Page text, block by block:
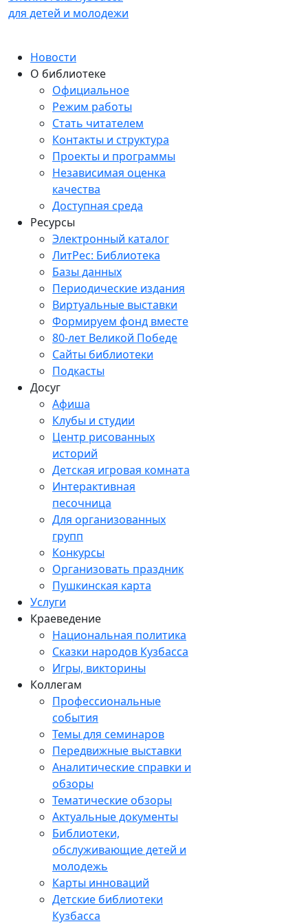
для детей и молодежи
Новости
О библиотеке
Официальное
Режим работы
Стать читателем
Контакты и структура
Проекты и программы
Независимая оценка
качества
Доступная среда
Ресурсы
Электронный каталог
ЛитРес: Библиотека
Базы данных
Периодические издания
Виртуальные выставки
Формируем фонд вместе
80-лет Великой Победе
Сайты библиотеки
Подкасты
Досуг
Афиша
Клубы и студии
Центр рисованных
историй
Детская игровая комната
Интерактивная
песочница
Для организованных
групп
Конкурсы
Организовать праздник
Пушкинская карта
Услуги
Краеведение
Национальная политика
Сказки народов Кузбасса
Игры, викторины
Коллегам
Профессиональные
события
Темы для семинаров
Передвижные выставки
Аналитические справки и
обзоры
Тематические обзоры
Актуальные документы
Библиотеки,
обслуживающие детей и
молодежь
Карты инноваций
Детские библиотеки
Кузбасса